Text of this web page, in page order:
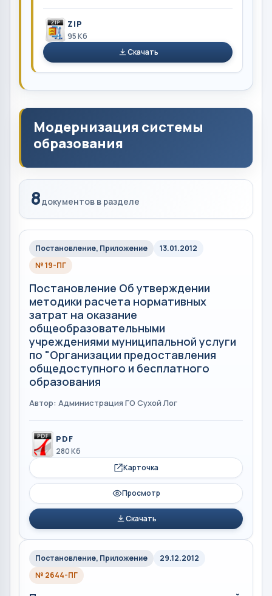
ZIP
95 Кб
Скачать
Модернизация системы
образования
8документов в разделе
Постановление, Приложение
13.01.2012
№ 19-ПГ
Постановление Об утверждении
методики расчета нормативных
затрат на оказание
общеобразовательными
учреждениями муниципальной услуги
по "Организации предоставления
общедоступного и бесплатного
образования
Автор: Администрация ГО Сухой Лог
PDF
280 Кб
Карточка
Просмотр
Скачать
Постановление, Приложение
29.12.2012
№ 2644-ПГ